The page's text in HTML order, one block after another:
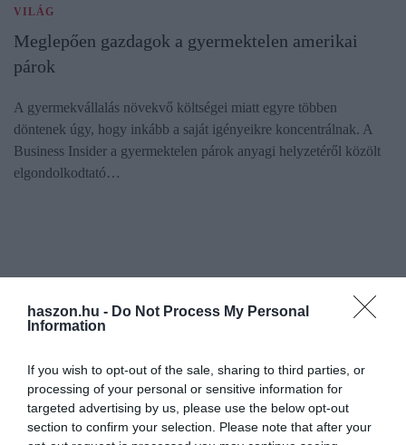
haszon.hu - Do Not Process My Personal
Information
If you wish to opt-out of the sale, sharing to third parties, or
processing of your personal or sensitive information for
targeted advertising by us, please use the below opt-out
section to confirm your selection. Please note that after your
VILÁG
Meglepően gazdagok a gyermektelen amerikai
párok
A gyermekvállalás növekvő költségei miatt egyre többen
döntenek úgy, hogy inkább a saját igényeikre koncentrálnak. A
Business Insider a gyermektelen párok anyagi helyzetéről közölt
elgondolkodtató…